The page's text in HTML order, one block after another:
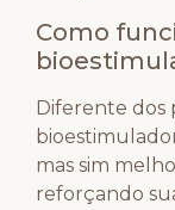
Como
Diferente dos
mas sim
reforçando